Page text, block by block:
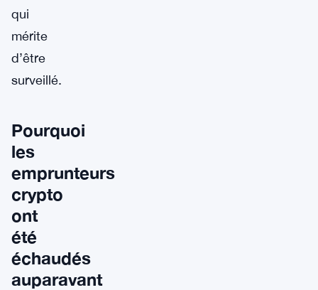
qui
mérite
d’être
surveillé.
Pourquoi
les
emprunteurs
crypto
ont
été
échaudés
auparavant